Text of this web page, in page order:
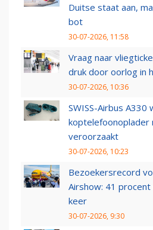
Duitse staat aan,
bot
30-07-2026, 11:58
Vraag naar
druk door oorlog in
30-07-2026, 10:36
SWISS-Airbus A330
koptelefoonoplader
veroorzaakt
30-07-2026, 10:23
Bezoekersrecord
Airshow: 41
keer
30-07-2026, 9:30